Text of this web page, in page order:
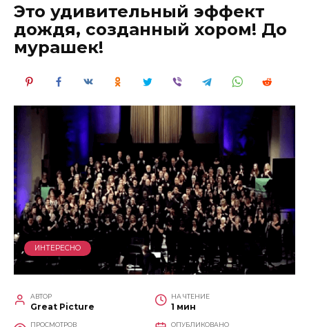
Это удивительный эффект
дождя, созданный хором! До
мурашек!
ИНТЕРЕСНО
АВТОР
Great Picture
НА ЧТЕНИЕ
1 мин
ПРОСМОТРОВ ОПУБЛИКОВАНО